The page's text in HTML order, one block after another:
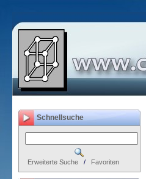
Schnellsuche
Erweiterte Suche / Favoriten